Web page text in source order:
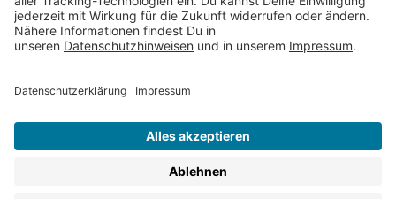
* Versandkostenfrei ab 9,00 € Bestellwert innerhalb
Deutschlands
** Lieferzeit 1-3 Werktage innerhalb Deutschlands
Thienemann-Esslinger Verlag GmbH, Blumenstraße 36, D-70182